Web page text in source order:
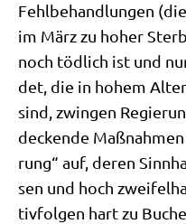
Fehl­be­hand­lun­gen
im März zu hoher
noch töd­lich ist und
det, die in hohem
sind, zwin­gen
decken­de
rung“ auf, deren
sen und hoch
tiv­fol­gen hart zu